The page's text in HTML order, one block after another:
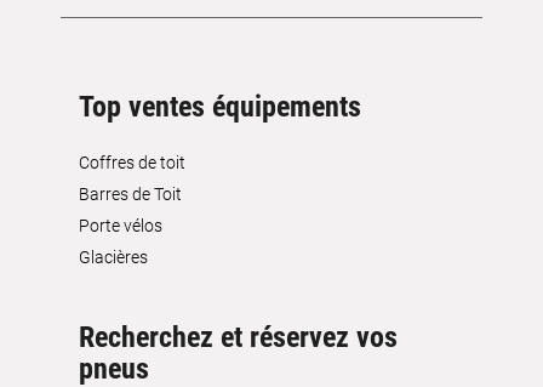
Top ventes équipements
Coffres de toit
Barres de Toit
Porte vélos
Glacières
Recherchez et réservez vos
pneus